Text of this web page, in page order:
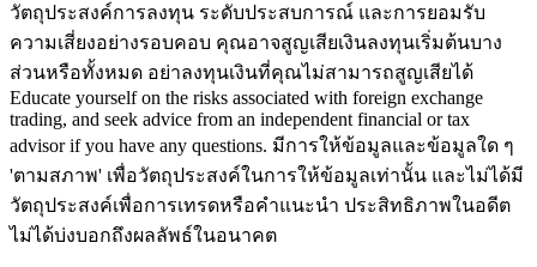
วัตถุประสงค์การลงทุน ระดับประสบการณ์ และการยอมรับ
ความเสี่ยงอย่างรอบคอบ คุณอาจสูญเสียเงินลงทุนเริ่มต้นบาง
ส่วนหรือทั้งหมด อย่าลงทุนเงินที่คุณไม่สามารถสูญเสียได้
Educate yourself on the risks associated with foreign exchange
trading, and seek advice from an independent financial or tax
advisor if you have any questions. มีการให้ข้อมูลและข้อมูลใด ๆ
'ตามสภาพ' เพื่อวัตถุประสงค์ในการให้ข้อมูลเท่านั้น และไม่ได้มี
วัตถุประสงค์เพื่อการเทรดหรือคำแนะนำ ประสิทธิภาพในอดีต
ไม่ได้บ่งบอกถึงผลลัพธ์ในอนาคต